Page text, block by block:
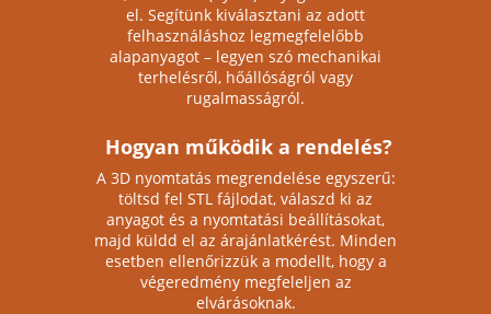
el. Segítünk kiválasztani az adott
felhasználáshoz legmegfelelőbb
alapanyagot – legyen szó mechanikai
terhelésről, hőállóságról vagy
rugalmasságról.
Hogyan működik a rendelés?
A 3D nyomtatás megrendelése egyszerű:
töltsd fel STL fájlodat, válaszd ki az
anyagot és a nyomtatási beállításokat,
majd küldd el az árajánlatkérést. Minden
esetben ellenőrizzük a modellt, hogy a
végeredmény megfeleljen az
elvárásoknak.